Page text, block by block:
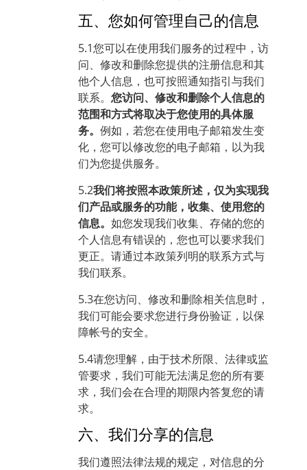
五、您如何管理自己的信息
5.1您可以在使用我们服务的过程中，访
问、修改和删除您提供的注册信息和其
他个人信息，也可按照通知指引与我们
联系。 您访问、修改和删除个人信息的
范围和方式将取决于您使用的具体服
务。 例如，若您在使用电子邮箱发生变
化，您可以修改您的电子邮箱，以为我
们为您提供服务。
5.2我们将按照本政策所述，仅为实现我
们产品或服务的功能，收集、使用您的
信息。 如您发现我们收集、存储的您的
个人信息有错误的，您也可以要求我们
更正。请通过本政策列明的联系方式与
我们联系。
5.3在您访问、修改和删除相关信息时，
我们可能会要求您进行身份验证，以保
障帐号的安全。
5.4请您理解，由于技术所限、法律或监
管要求，我们可能无法满足您的所有要
求，我们会在合理的期限内答复您的请
求。
六、我们分享的信息
我们遵照法律法规的规定，对信息的分